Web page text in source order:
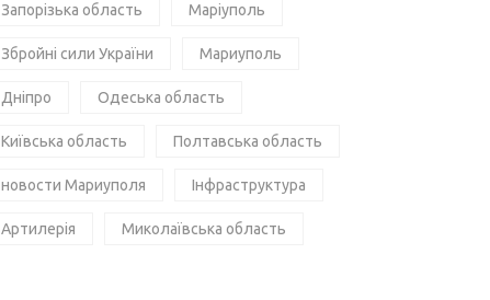
Запорізька область Маріуполь
Збройні сили України Мариуполь
Дніпро Одеська область
Київська область Полтавська область
новости Мариуполя Інфраструктура
Артилерія Миколаївська область